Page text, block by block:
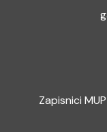
Zapisnici